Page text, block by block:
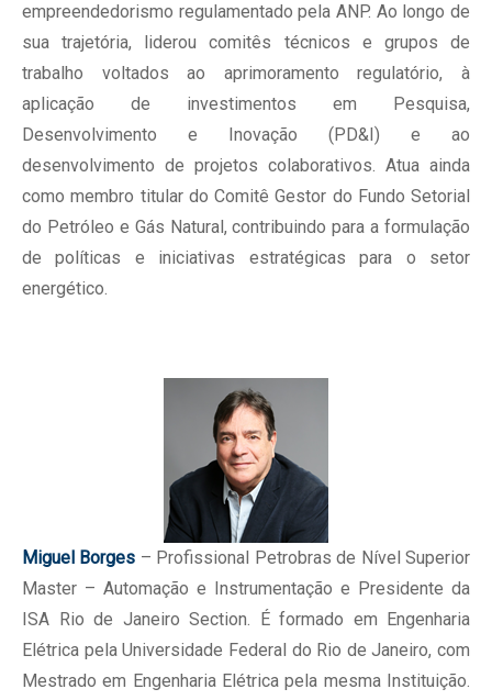
empreendedorismo regulamentado pela ANP. Ao longo de
sua trajetória, liderou comitês técnicos e grupos de
trabalho voltados ao aprimoramento regulatório, à
aplicação de investimentos em Pesquisa,
Desenvolvimento e Inovação (PD&I) e ao
desenvolvimento de projetos colaborativos. Atua ainda
como membro titular do Comitê Gestor do Fundo Setorial
do Petróleo e Gás Natural, contribuindo para a formulação
de políticas e iniciativas estratégicas para o setor
energético.
Miguel Borges – Profissional Petrobras de Nível Superior
Master – Automação e Instrumentação e Presidente da
ISA Rio de Janeiro Section. É formado em Engenharia
Elétrica pela Universidade Federal do Rio de Janeiro, com
Mestrado em Engenharia Elétrica pela mesma Instituição.